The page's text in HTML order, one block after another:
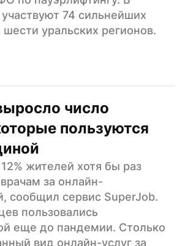
74 сильнейших
шести уральских регионов.
число
пользуются
жителей хотя бы раз
за онлайн-
сообщил сервис SuperJob.
пользовались
еще до пандемии. Столько
вид онлайн-услуг за